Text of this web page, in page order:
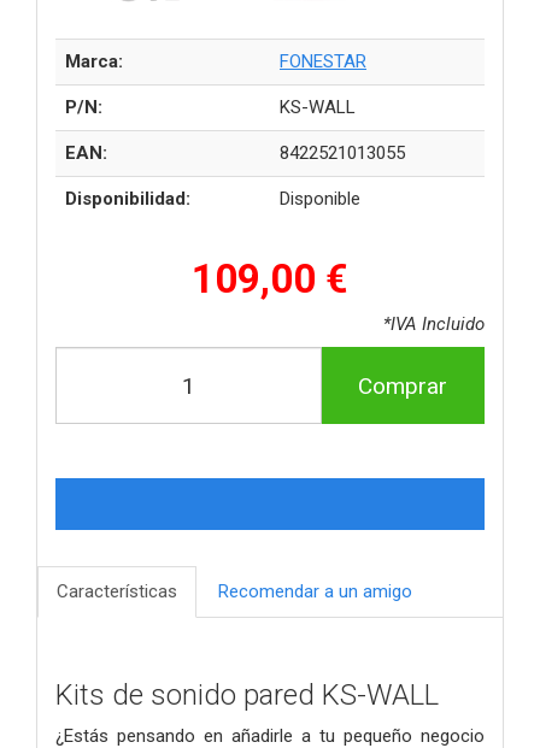
Marca: FONESTAR
P/N: KS-WALL
EAN: 8422521013055
Disponibilidad: Disponible
109,00 €
*IVA Incluido
Comprar
Características Recomendar a un amigo
Kits de sonido pared KS-WALL
¿Estás pensando en añadirle a tu pequeño negocio